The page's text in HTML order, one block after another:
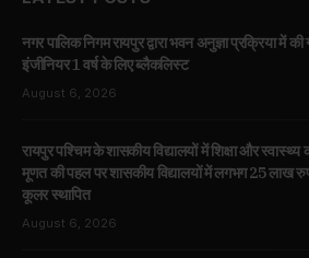
नगर पालिक निगम रायपुर द्वारा भवन अनुज्ञा प्रक्रिया में
इंजीनियर 1 वर्ष के लिए ब्लैकलिस्ट
August 6, 2026
रायपुर पश्चिम के शासकीय विद्यालयों में शिक्षा और
मूणत की पहल पर शासकीय विद्यालयों में लगभग 25 लाख
कूलर स्थापित
August 6, 2026